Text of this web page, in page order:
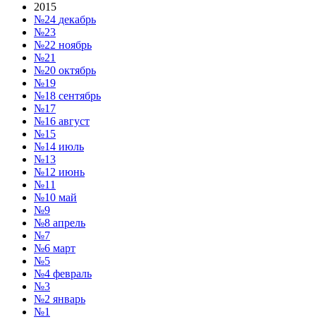
2015
№24 декабрь
№23
№22 ноябрь
№21
№20 октябрь
№19
№18 сентябрь
№17
№16 август
№15
№14 июль
№13
№12 июнь
№11
№10 май
№9
№8 апрель
№7
№6 март
№5
№4 февраль
№3
№2 январь
№1